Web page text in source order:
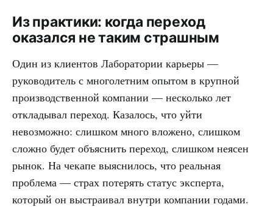
Из практики: когда переход
оказался не таким страшным
Один из клиентов Лаборатории карьеры —
руководитель с многолетним опытом в крупной
производственной компании — несколько лет
откладывал переход. Казалось, что уйти
невозможно: слишком много вложено, слишком
сложно будет объяснить переход, слишком неясен
рынок. На чекапе выяснилось, что реальная
проблема — страх потерять статус эксперта,
который он выстраивал внутри компании годами.